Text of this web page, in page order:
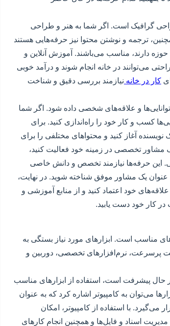
گرافیک است. اگر شما به هنر و طراحی
ترجمه و نوشتن محتوا نیز حرفه‌هایی هستند
حوزه دارند، مناسب می‌باشند. آموزش آنلاین و
می‌توانند در خانه انجام شوند و درآمد خوبی
کار در خانه نیازمند بررسی دقیق و شناخت
و علاقه‌های شخصی داده شود. اگر شما
کسب و کار خود را راه‌اندازی کنید. برای
آغاز کنید و محتواهای مختلفی را برای
مشاور تخصصی در زمینه خود فعالیت کنید،
این حرفه‌ها نیازمند تخصص و دانش خاصی
عنوان یک مشاور موفق شناخته شوید. در نهایت،
خود اعتماد کنید و از منابع آموزشی و
در کار خود دست یابید.
مناسب است. ابزارهای مورد نیاز بستگی به
پرسرعت، نرم‌افزارهای تخصصی، دوربین و
حال پیشرفت است، استفاده از ابزارهای مناسب
می‌توان به کامپیوتر اشاره کرد که به عنوان
می‌گیرد. با استفاده از کامپیوتر، امکان
اسناد و فایل‌ها و همچنین انجام کارهای